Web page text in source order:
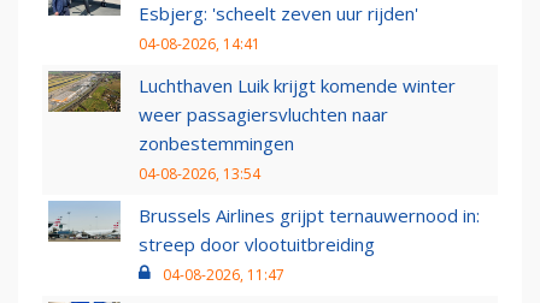
Esbjerg: 'scheelt zeven uur rijden'
04-08-2026, 14:41
Luchthaven Luik krijgt komende winter
weer passagiersvluchten naar
zonbestemmingen
04-08-2026, 13:54
Brussels Airlines grijpt ternauwernood in:
streep door vlootuitbreiding
04-08-2026, 11:47